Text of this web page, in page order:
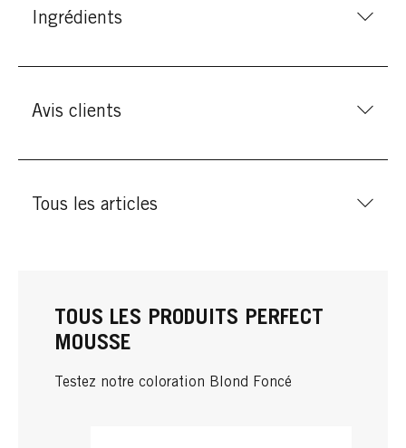
Ingrédients
Avis clients
Tous les articles
TOUS LES PRODUITS PERFECT
MOUSSE
Testez notre coloration Blond Foncé